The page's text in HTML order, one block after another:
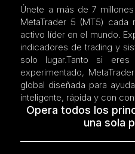
Únete a más de 7
MetaTrader 5 (MT5)
activo líder en el mundo.
indicadores de trading y
solo lugar.Tanto si
experimentado,
global diseñada para
inteligente, rápida y con
Opera todos los
una sola